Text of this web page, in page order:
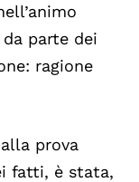
parte dei
ragione
prova
fatti, è stata,